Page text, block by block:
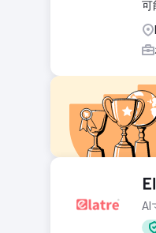
可
Colonial
全国的なキー
の人材募集にお
AI